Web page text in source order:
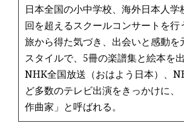
日本全国の小中学校、海外日本人学
回を超えるスクールコンサートを行
旅から得た気づき、出会いと感動を
スタイルで、5冊の楽譜集と絵本を出
NHK全国放送（おはよう日本）、
ど多数のテレビ出演をきっかけに、
作曲家」と呼ばれる。